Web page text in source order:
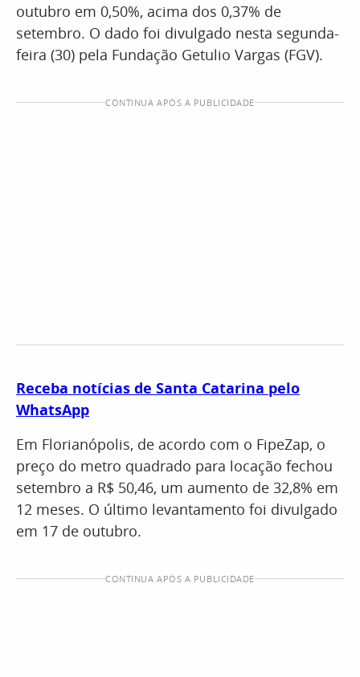
outubro em 0,50%, acima dos 0,37% de
setembro. O dado foi divulgado nesta segunda-
feira (30) pela Fundação Getulio Vargas (FGV).
CONTINUA APÓS A PUBLICIDADE
Receba notícias de Santa Catarina pelo
WhatsApp
Em Florianópolis, de acordo com o FipeZap, o
preço do metro quadrado para locação fechou
setembro a R$ 50,46, um aumento de 32,8% em
12 meses. O último levantamento foi divulgado
em 17 de outubro.
CONTINUA APÓS A PUBLICIDADE